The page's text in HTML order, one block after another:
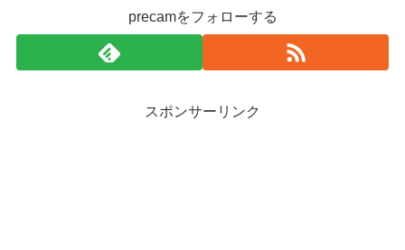
precamをフォローする
スポンサーリンク